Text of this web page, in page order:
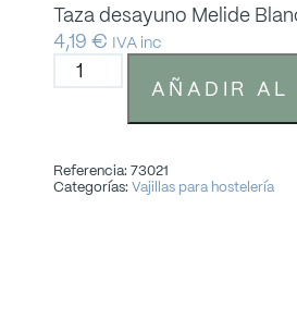
Taza desayuno Melide
4,19 € IVA inc
AÑADIR AL
Referencia: 73021
Categorías: Vajillas para hostelería